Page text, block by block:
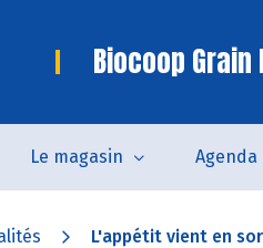
Biocoop Grain
Le magasin Agenda
L'appétit vient en